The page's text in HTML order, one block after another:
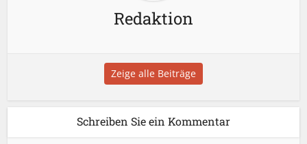
Redaktion
Zeige alle Beiträge
Schreiben Sie ein Kommentar